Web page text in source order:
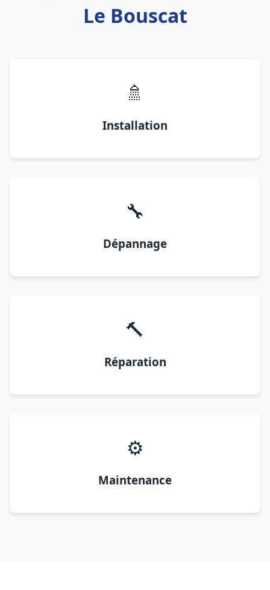
Le Bouscat
🚿
Installation
🔧
Dépannage
🔨
Réparation
⚙️
Maintenance